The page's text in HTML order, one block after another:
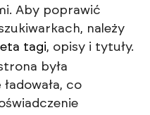
Aby poprawić
należy
tagi, opisy i tytuły.
była
co